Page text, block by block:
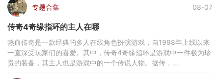
专题合集 08-07
传奇4奇缘指环的主人在哪
热血传奇是一款经典的多人在线角色扮演游戏，自1998年上线以来
一直深受玩家们的喜爱。其中，传奇4奇缘指环是游戏中一件极为珍
贵的装备，其主人也是游戏中的一个传说人物。据传，...